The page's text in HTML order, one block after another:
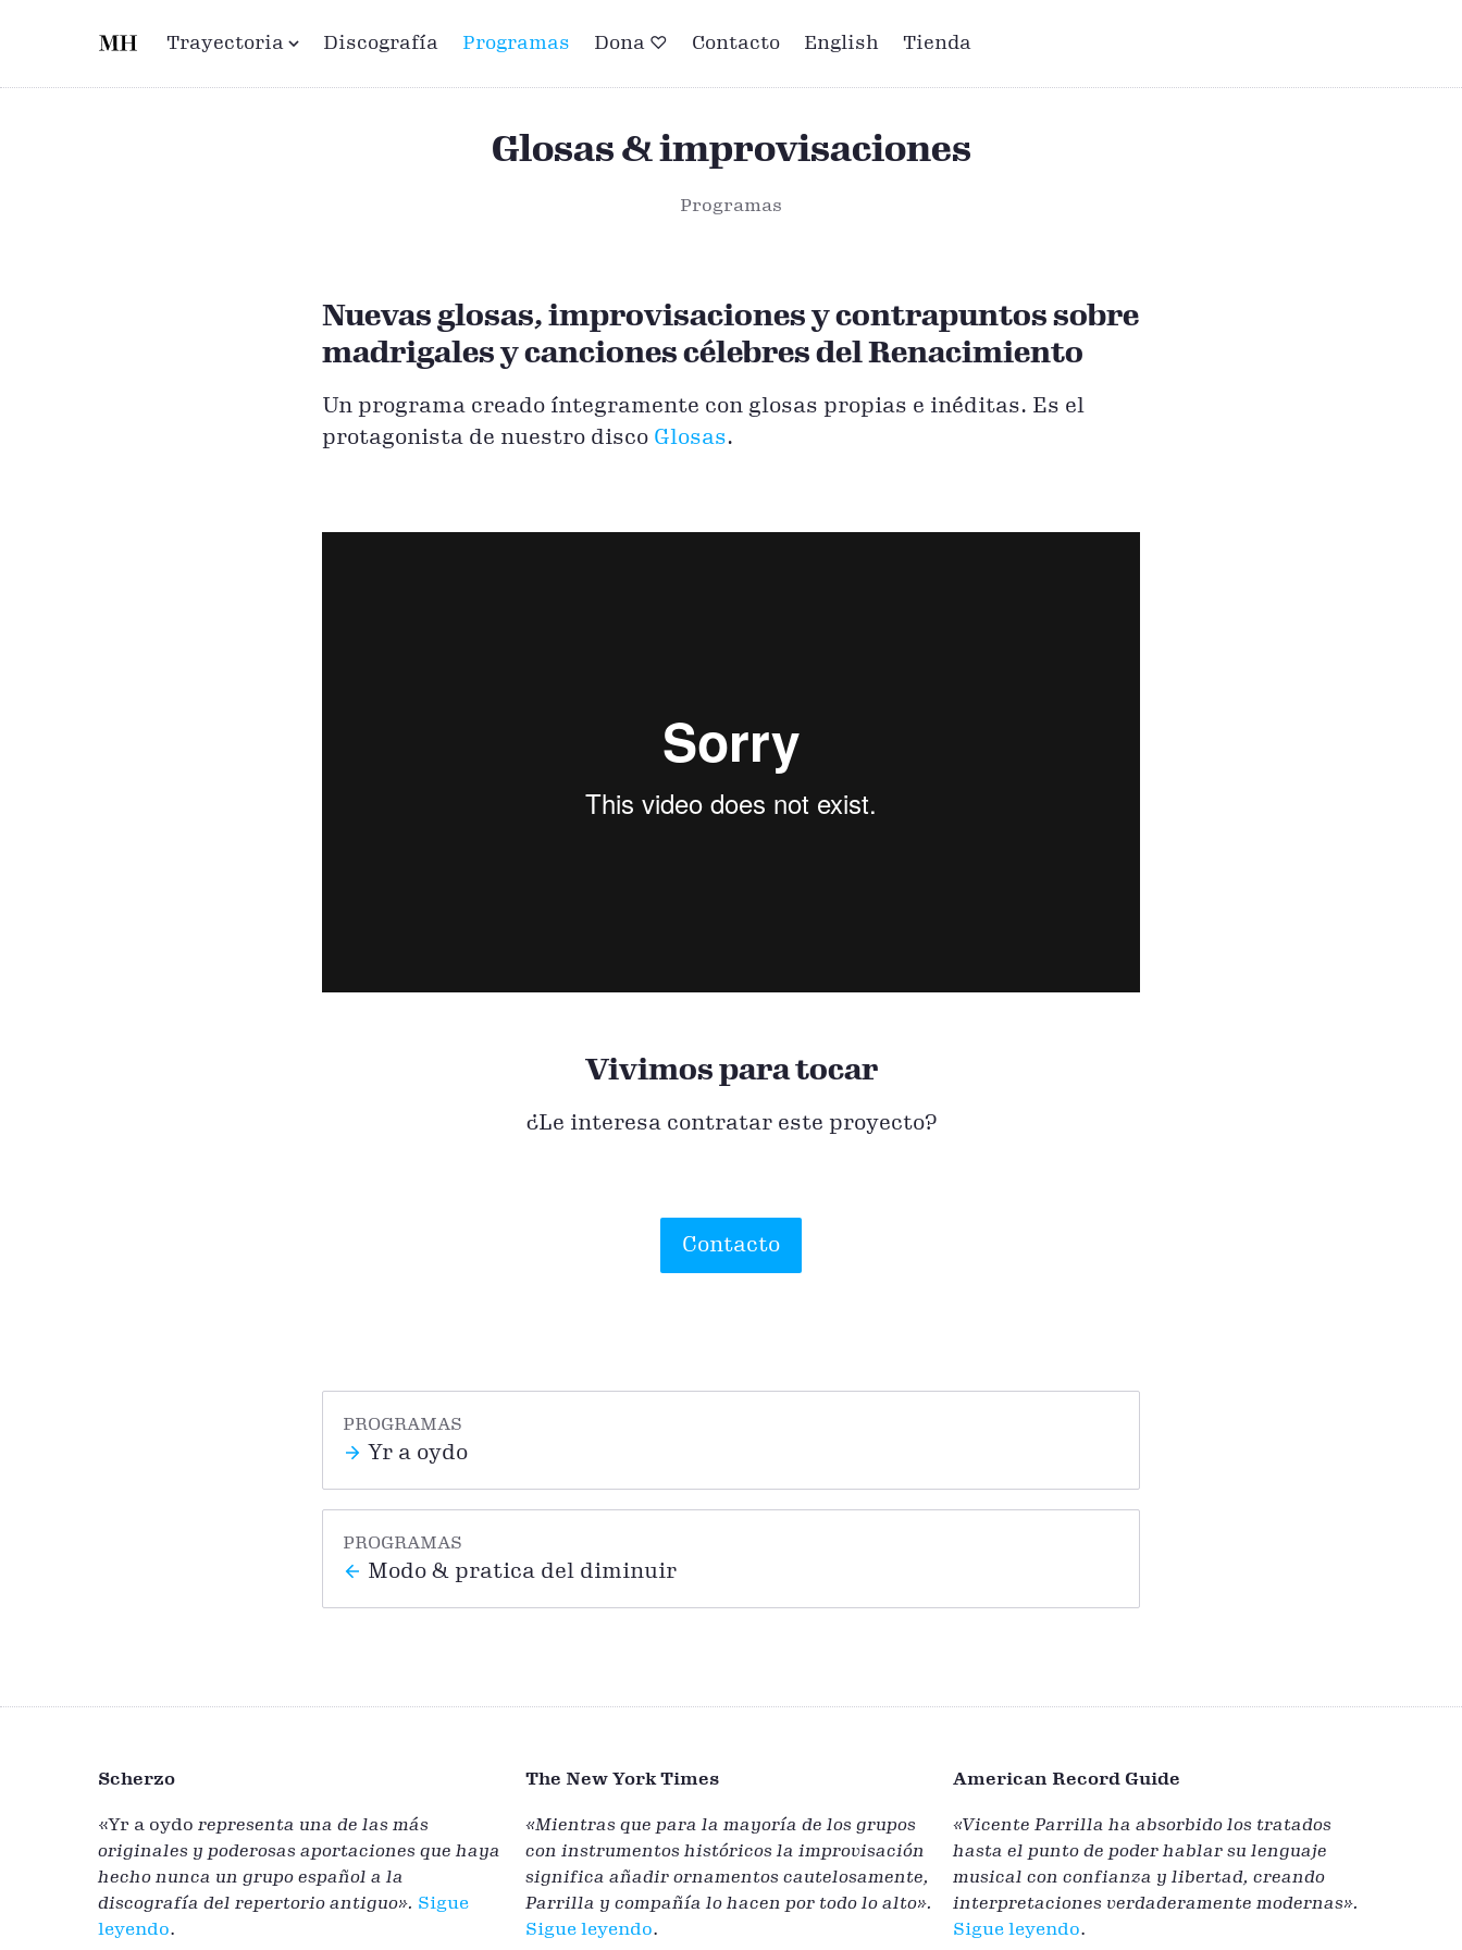
Saltar al contenido principal
Trayectoria Discografía Programas Dona ♡ Contacto English Tienda
Glosas & improvisaciones
Programas
Nuevas glosas, improvisaciones y contrapuntos sobre
madrigales y canciones célebres del Renacimiento
Un programa creado íntegramente con glosas propias e inéditas. Es el
protagonista de nuestro disco Glosas.
Vivimos para tocar
¿Le interesa contratar este proyecto?
Contacto
PROGRAMAS
Yr a oydo
PROGRAMAS
Modo & pratica del diminuir
Scherzo
«Yr a oydo representa una de las más
originales y poderosas aportaciones que haya
hecho nunca un grupo español a la
discografía del repertorio antiguo». Sigue
leyendo.
The New York Times
«Mientras que para la mayoría de los grupos
con instrumentos históricos la improvisación
significa añadir ornamentos cautelosamente,
Parrilla y compañía lo hacen por todo lo alto».
Sigue leyendo.
American Record Guide
«Vicente Parrilla ha absorbido los tratados
hasta el punto de poder hablar su lenguaje
musical con confianza y libertad, creando
interpretaciones verdaderamente modernas».
Sigue leyendo.